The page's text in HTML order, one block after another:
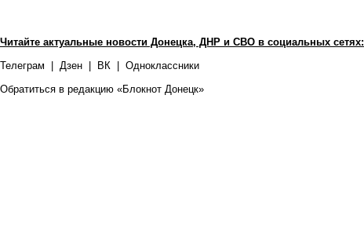
Читайте актуальные новости Донецка, ДНР и СВО в социальных сетях:
Телеграм | Дзен | ВК | Одноклассники
Обратиться в редакцию «Блокнот Донецк»